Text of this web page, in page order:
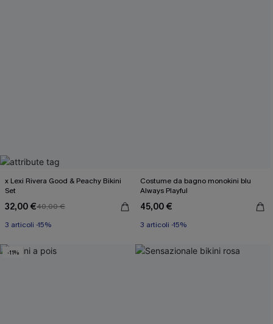
x Lexi Rivera Good & Peachy Bikini
Set
32,00 €40,00 €
3 articoli -15%
Costume da bagno monokini blu
Always Playful
45,00 €
3 articoli -15%
-11%